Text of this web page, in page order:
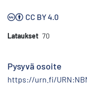
CC BY 4.0
Lataukset 70
Pysyvä osoite
https://urn.fi/